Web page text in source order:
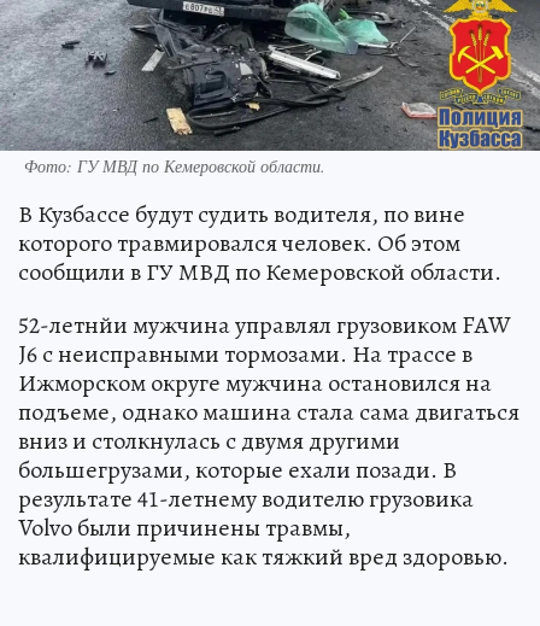
Фото: ГУ МВД по Кемеровской области.
В Кузбассе будут судить водителя, по вине
которого травмировался человек. Об этом
сообщили в ГУ МВД по Кемеровской области.
52-летнйи мужчина управлял грузовиком FAW
J6 с неисправными тормозами. На трассе в
Ижморском округе мужчина остановился на
подъеме, однако машина стала сама двигаться
вниз и столкнулась с двумя другими
большегрузами, которые ехали позади. В
результате 41-летнему водителю грузовика
Volvo были причинены травмы,
квалифицируемые как тяжкий вред здоровью.